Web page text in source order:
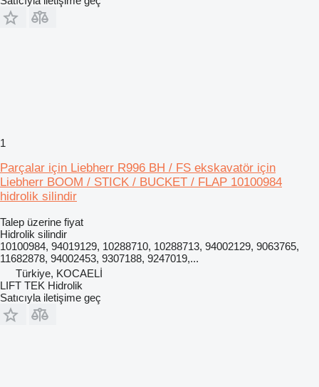
1
Parçalar için Liebherr R996 BH / FS ekskavatör için
Liebherr BOOM / STICK / BUCKET / FLAP 10100984
hidrolik silindir
Talep üzerine fiyat
Hidrolik silindir
10100984, 94019129, 10288710, 10288713, 94002129, 9063765,
11682878, 94002453, 9307188, 9247019,...
Türkiye, KOCAELİ
LIFT TEK Hidrolik
Satıcıyla iletişime geç